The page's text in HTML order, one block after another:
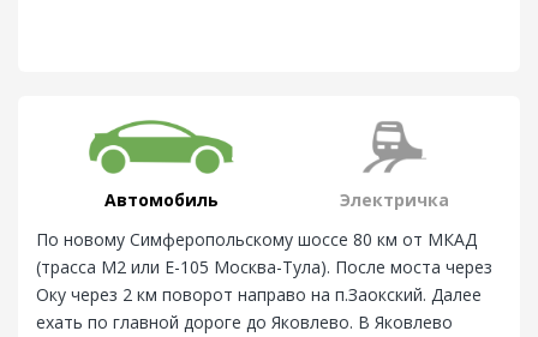
Автомобиль
Электричка
По новому Симферопольскому шоссе 80 км от МКАД
(трасса М2 или E-105 Москва-Тула). После моста через
Оку через 2 км поворот направо на п.Заокский. Далее
ехать по главной дороге до Яковлево. В Яковлево